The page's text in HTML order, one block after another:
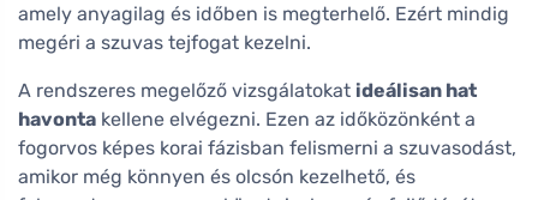
amely anyagilag és időben is megterhelő. Ezért mindig
megéri a szuvas tejfogat kezelni.
A rendszeres megelőző vizsgálatokat ideálisan hat
havonta kellene elvégezni. Ezen az időközönként a
fogorvos képes korai fázisban felismerni a szuvasodást,
amikor még könnyen és olcsón kezelhető, és